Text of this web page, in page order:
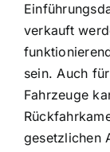
verkauft
sein. Auch
Fahrzeuge
gesetzlichen